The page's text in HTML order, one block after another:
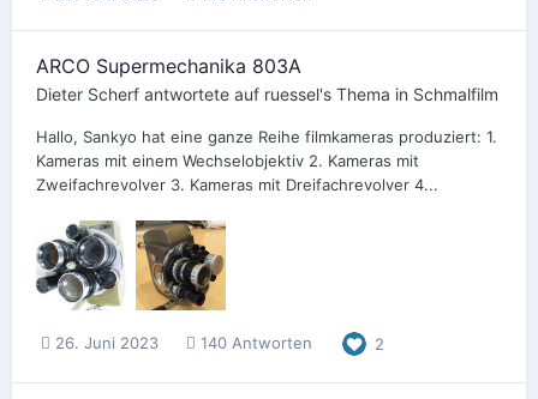
ARCO Supermechanika 803A
Dieter Scherf antwortete auf ruessel's Thema in Schmalfilm
Hallo, Sankyo hat eine ganze Reihe filmkameras produziert: 1.
Kameras mit einem Wechselobjektiv 2. Kameras mit
Zweifachrevolver 3. Kameras mit Dreifachrevolver 4...
26. Juni 2023 140 Antworten 2